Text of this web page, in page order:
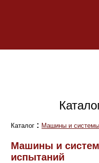
Каталог : Машины и
Машины и
испытаний